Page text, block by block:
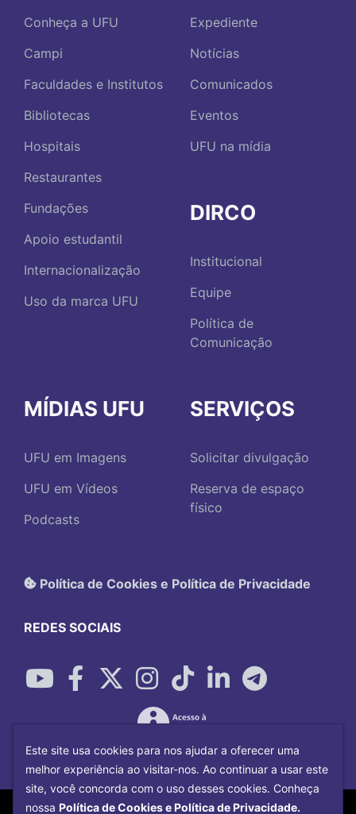
Conheça a UFU
Campi
Faculdades e Institutos
Bibliotecas
Hospitais
Restaurantes
Fundações
Apoio estudantil
Internacionalização
Uso da marca UFU
Expediente
Notícias
Comunicados
Eventos
UFU na mídia
DIRCO
Institucional
Equipe
Política de
Comunicação
MÍDIAS UFU
UFU em Imagens
UFU em Vídeos
Podcasts
SERVIÇOS
Solicitar divulgação
Reserva de espaço
físico
Política de Cookies e Política de Privacidade
REDES SOCIAIS
Copyright©2026Universidade Federal
Este site usa cookies para nos ajudar a oferecer uma
melhor experiência ao visitar-nos. Ao continuar a usar este
site, você concorda com o uso desses cookies. Conheça
nossa Política de Cookies e Política de Privacidade.